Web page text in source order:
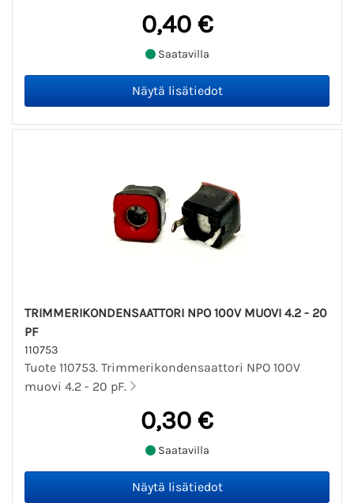
0,40 €
Saatavilla
TRIMMERIKONDENSAATTORI NPO 100V MUOVI 4.2 - 20
PF
110753
Tuote 110753. Trimmerikondensaattori NPO 100V
muovi 4.2 - 20 pF.
0,30 €
Saatavilla